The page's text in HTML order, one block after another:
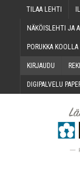
TILAA LEH­TI
NÄKÖIS­LEH­TI JA
PORUK­KA KOOLLA
KIR­JAU­DU
DIGI­PAL­VE­LU